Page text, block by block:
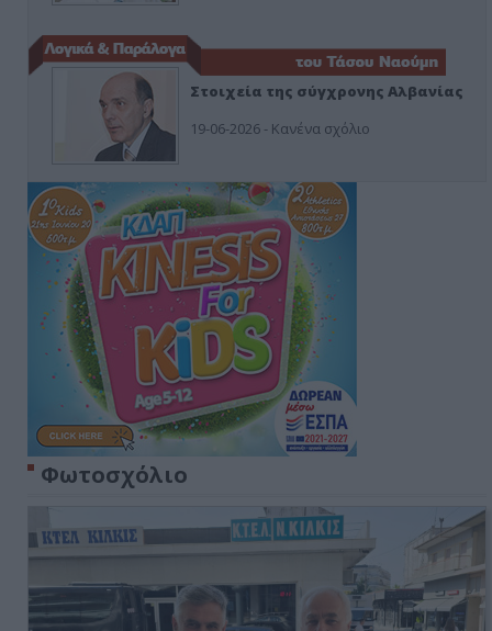
Στοιχεία της σύγχρονης Αλβανίας
19-06-2026 - Κανένα σχόλιο
Φωτοσχόλιο